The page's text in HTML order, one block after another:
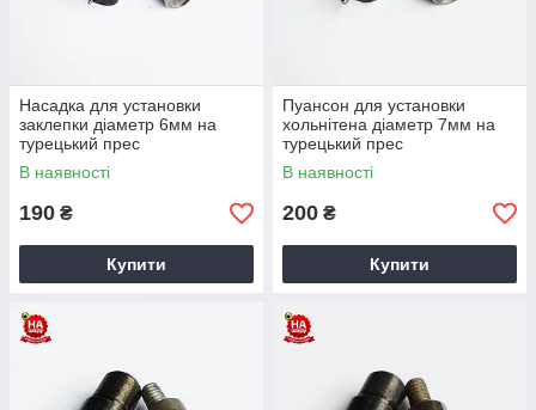
Насадка для установки
заклепки діаметр 6мм на
турецький прес
В наявності
190 ₴
Купити
Пуансон для установки
хольнітена діаметр 7мм на
турецький прес
В наявності
200 ₴
Купити